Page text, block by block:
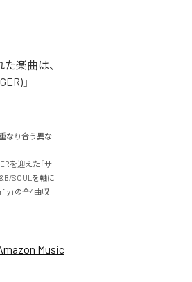
楽曲は、
」
なり合う異な
を迎えた「サ
SOULを軸に
」の全4曲収
Music